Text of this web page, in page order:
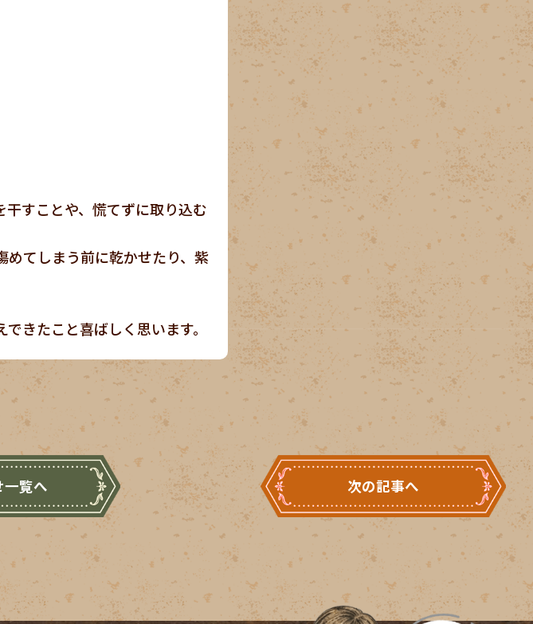
すことや、慌てずに取り込む
めてしまう前に乾かせたり、紫
きたこと喜ばしく思います。
一覧へ 次の記事へ